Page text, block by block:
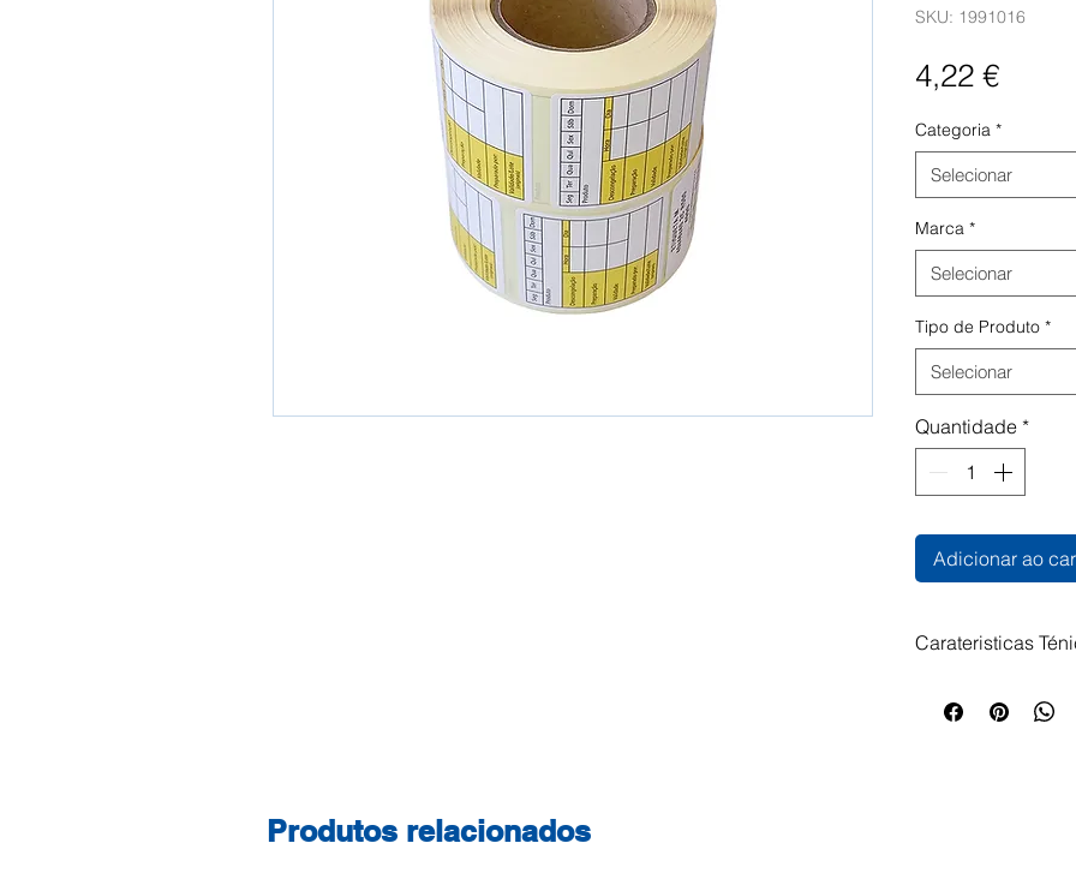
SKU: 1991016
4,22 €Preço
Categoria *
Selecionar
Marca *
Selecionar
Tipo de Produto *
Selecionar
Quantidade *
Adicionar ao
Carateristicas
Especialmente
Produtos relacionados